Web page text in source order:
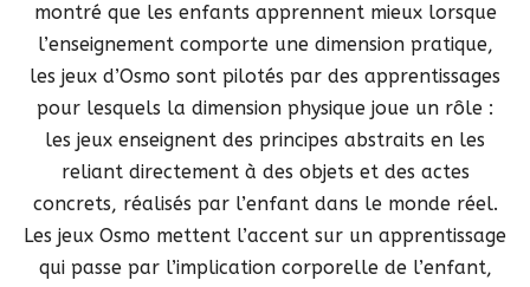
montré que les enfants apprennent mieux lorsque
l’enseignement comporte une dimension pratique,
les jeux d’Osmo sont pilotés par des apprentissages
pour lesquels la dimension physique joue un rôle :
les jeux enseignent des principes abstraits en les
reliant directement à des objets et des actes
concrets, réalisés par l’enfant dans le monde réel.
Les jeux Osmo mettent l’accent sur un apprentissage
qui passe par l’implication corporelle de l’enfant,